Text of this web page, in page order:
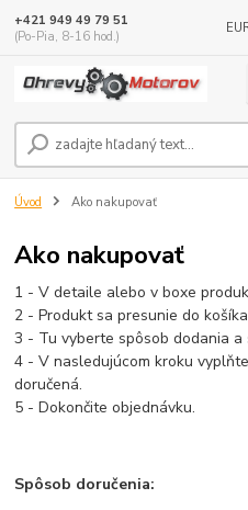
+421 949 49 79 51
(Po-Pia, 8-16 hod.)
Úvod Ako nakupovať
Ako nakupovať
1 - V detaile alebo v boxe
2 - Produkt sa presunie do
3 - Tu vyberte spôsob dodania a
4 - V nasledujúcom kroku
doručená.
5 - Dokončite objednávku.
Spôsob doručenia: